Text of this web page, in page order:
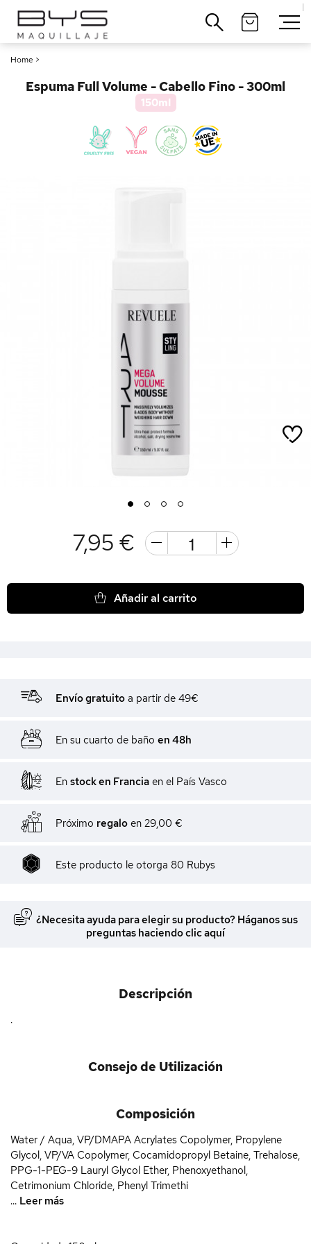
|
Home >
Espuma Full Volume - Cabello Fino - 300ml
150ml
1 2 3 4
7,95 €
Añadir al carrito
Envío gratuito a partir de 49€
En su cuarto de baño en 48h
En stock en Francia en el País Vasco
Próximo regalo en 29,00 €
Este producto le otorga 80 Rubys
¿Necesita ayuda para elegir su producto? Háganos sus
preguntas haciendo clic aquí
Descripción
.
Consejo de Utilización
Composición
Water / Aqua, VP/DMAPA Acrylates Copolymer, Propylene
Glycol, VP/VA Copolymer, Cocamidopropyl Betaine, Trehalose,
PPG-1-PEG-9 Lauryl Glycol Ether, Phenoxyethanol,
Cetrimonium Chloride, Phenyl Trimethi
... Leer más
Cerrar